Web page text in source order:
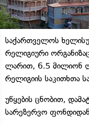
საქართველოს
რელიგიური
ლარით, 6.5 მილიონ
რელიგიის საკითხთა
უწყების ცნობით,
სარეზერვო